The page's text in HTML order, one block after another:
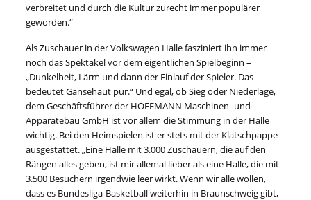
verbreitet und durch die Kultur zurecht immer populärer
geworden.“
Als Zuschauer in der Volkswagen Halle fasziniert ihn immer
noch das Spektakel vor dem eigentlichen Spielbeginn –
„Dunkelheit, Lärm und dann der Einlauf der Spieler. Das
bedeutet Gänsehaut pur.“ Und egal, ob Sieg oder Niederlage,
dem Geschäftsführer der HOFFMANN Maschinen- und
Apparatebau GmbH ist vor allem die Stimmung in der Halle
wichtig. Bei den Heimspielen ist er stets mit der Klatschpappe
ausgestattet. „Eine Halle mit 3.000 Zuschauern, die auf den
Rängen alles geben, ist mir allemal lieber als eine Halle, die mit
3.500 Besuchern irgendwie leer wirkt. Wenn wir alle wollen,
dass es Bundesliga-Basketball weiterhin in Braunschweig gibt,